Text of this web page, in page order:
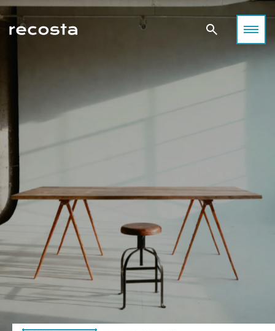
空間が感性を刺激する──撮影が生まれる場所について考える
撮影空間の「これまで」
「空間が感性を刺激する」──
その考え方から始まる表現の可能性。
表現を生み出すための重要な要素として発展してきました。
自然光の入り方、家具の配置、壁や床の質感、光と影のバラン
そのすべてが作品の印象を左右し、創造力を刺激します。
住宅風のリビング、モダンなオフィス、アンティーク調の洋
そして静かな古民家──それぞれの空間が持つ世界観が、
クリエイターの表現を支え、作品に深みを与えてきました。
撮影者、被写体、そしてその場を共有するすべての人が、
空間を通じて感情を交わすこと。
それこそが、撮影空間の魅力であり、表現の原点です。
目黒で出会う、感性を刺激する撮影空間
光・静寂・素材が語り合う街、目黒。
都会の余白が、あなたの表現をやさしく包み込みます。
東京・目黒区は、洗練と温もりが共存する“感性の街”。
高感度なショップやギャラリー、カフェが立ち並びながらも、
そんなコントラストこそが、この街が多くのフォトグラファー
や映像クリエイターに愛される理由です。
目黒エリアには、自然光・空間デザイン・素材感のバランスに
優れた撮影スタジオが数多く存在します。
ファッション、アート、ライフスタイル、ムービー、SNSコン
テンツ――
それぞれの作品テーマに応じた最適な“光”と“空気感”が揃って
います。
本記事では、Recosta Studio掲載スタジオの中から、
特に感性を刺激し、創作意欲をかき立てる４つの撮影空間を厳
選。
「光・質感・余白」という３つのキーワードで、
目黒という街の魅力とともにご紹介します。
ライフスタイル撮影におすすめ
日常の中にある“美しい瞬間”を丁寧に切り取りたい。
そんな想いに応えるのが、自然光と温もりある質感を大切にし
たハウススタジオ。
被写体の呼吸が感じられる、ナチュラルテイストの空間をご紹
介します。
目黒ハウススタジオ Momobana
目黒川沿いの閑静な住宅街に佇む「Momobana」は、
“暮らしのリアリティ”を大切にしたハウススタジオです。
白壁と木の温もりが心地よく調和し、柔らかな自然光が空間全
体を包み込みます。
無垢材の床、観葉植物、アースカラーのファブリック――
どこを切り取っても人の生活を感じさせるナチュラルな世界
光・緑・デザインが共鳴する街、世田谷。
あなたの作品に“ちょうどいい空間”がきっと見つかります。
都心の喧騒から少し離れた世田谷エリアは、
自然光と緑に恵まれた撮影スポットが豊富なロケーション。
ファッション、ライフスタイル、アート、ムービー、SNS撮影
あらゆるクリエイティブにフィットするハウススタジオが点在
この記事では、「どんな作品を撮りたいか」に合わせて
世田谷エリアのおすすめスタジオをカテゴリー別にご紹介。
光・デザイン・空間構成──それぞれの個性を感じながら、
あなたのイメージを最も引き出せる場所を見つけてください。
自然な暮らしのシーンや温かみのある光を求めるなら、
ナチュラルテイストのハウススタジオがおすすめです。
SANCHA HOUSE
三宿住宅
Nスタジオ